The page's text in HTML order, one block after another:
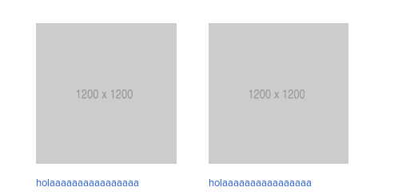
holaaaaaaaaaaaaaaaa holaaaaaaaaaaaaaaaa